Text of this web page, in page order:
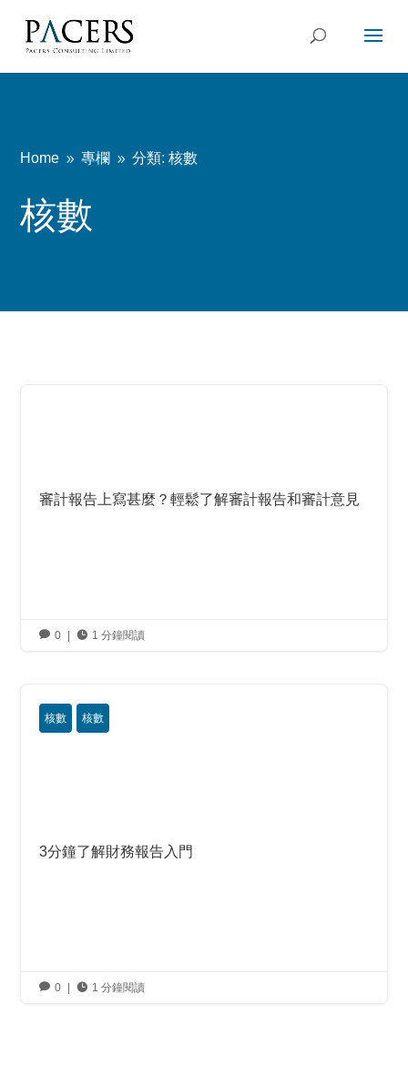
Home 9 專欄 9 分類: 核數
核數
審計報告上寫甚麼？輕鬆了解審計報告和審計意見
 0  1 分鐘閱讀
核數 核數
3分鐘了解財務報告入門
 0  1 分鐘閱讀